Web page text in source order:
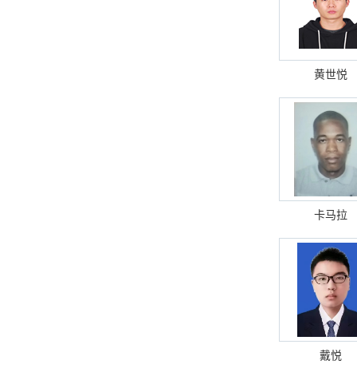
黄世悦
卡马拉
戴悦